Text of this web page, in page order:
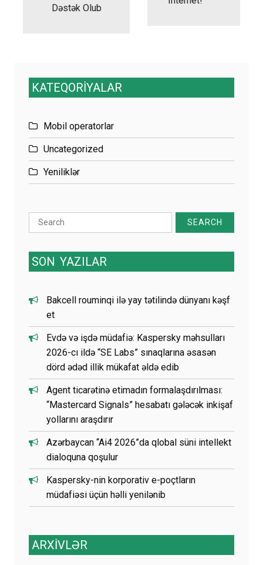
Dəstək Olub
KATEQORİYALAR
Mobil operatorlar
Uncategorized
Yeniliklər
Search
for:
SON YAZILAR
Bakcell rouminqi ilə yay tətilində dünyanı kəşf
et
Evdə və işdə müdafiə: Kaspersky məhsulları
2026-cı ildə “SE Labs” sınaqlarına əsasən
dörd ədəd illik mükafat əldə edib
Agent ticarətinə etimadın formalaşdırılması:
“Mastercard Signals” hesabatı gələcək inkişaf
yollarını araşdırır
Azərbaycan “Ai4 2026”da qlobal süni intellekt
dialoquna qoşulur
Kaspersky-nin korporativ e-poçtların
müdafiəsi üçün həlli yenilənib
ARXİVLƏR